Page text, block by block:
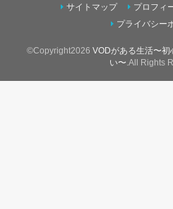
サイトマップ プロフィ
プライバシー
©Copyright2026 VODがある生活〜初
い〜 .All Rights